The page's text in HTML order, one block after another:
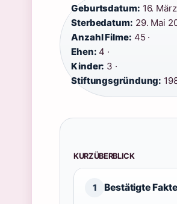
Geburtsdatum: 16.
Sterbedatum: 29. Mai
Anzahl Filme: 45 ·
Ehen: 4 ·
Kinder: 3 ·
Stiftungsgründung:
KURZÜBERBLICK
1 Bestätigte